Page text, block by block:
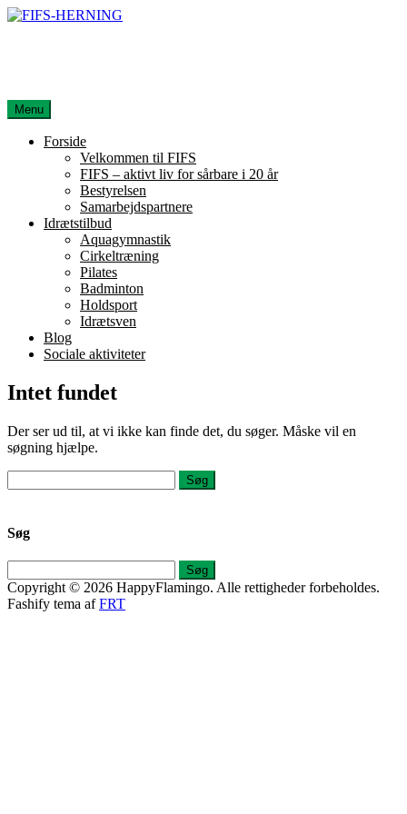
Spring
Menu
Forside
Velkommen til FIFS
FIFS – aktivt liv for sårbare i 20 år
Bestyrelsen
Samarbejdspartnere
Idrætstilbud
Aquagymnastik
Cirkeltræning
Pilates
Badminton
Holdsport
Idrætsven
Blog
Sociale aktiviteter
Intet fundet
Der ser ud til, at vi ikke kan finde det, du søger. Måske vil en
søgning hjælpe.
efter:
Søg
efter:
Copyright © 2026 HappyFlamingo. Alle rettigheder forbeholdes.
Fashify tema afFRT